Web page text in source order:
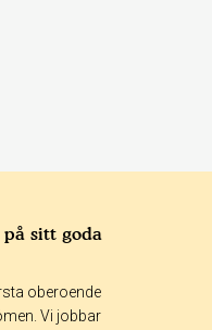
sitt goda
oberoende
Vi jobbar